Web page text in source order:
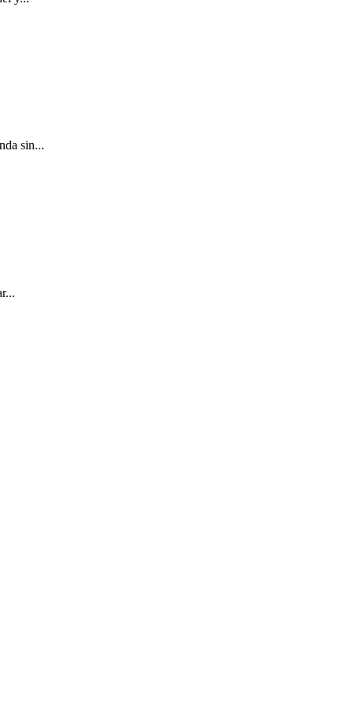
sin...